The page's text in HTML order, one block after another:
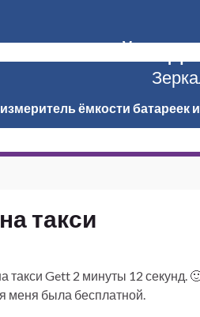
Алексей
ёмкости батареек
такси
такси Gett 2 минуты 12 секунд.
меня была бесплатной.